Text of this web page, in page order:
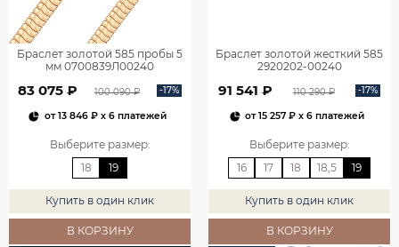
Браслет золотой 585 пробы 5
мм 0700839Л00240
83 075 ₽ 100 090 ₽ -17%
от13 846 ₽x 6 платежей
Выберите размер:
18
19
Купить в один клик
В КОРЗИНУ
Браслет золотой жесткий 585
2920202-00240
91 541 ₽ 110 290 ₽ -17%
от15 257 ₽ x 6 платежей
Выберите размер:
16
17 18 18,5 19
Купить в один клик
В КОРЗИНУ